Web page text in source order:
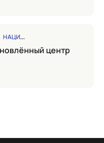
НАЦИОНАЛЬНЫЕ ПРОЕКТЫ